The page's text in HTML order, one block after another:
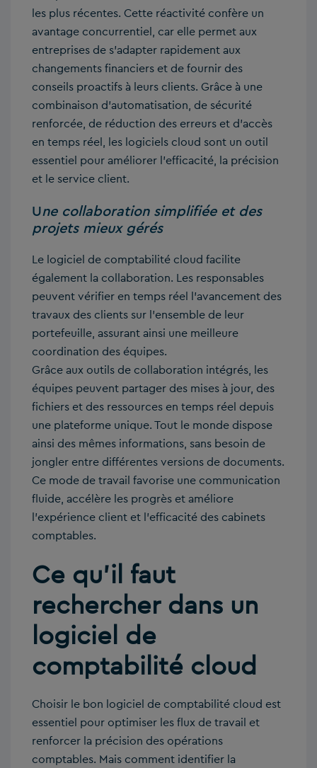
les plus récentes. Cette réactivité confère un
avantage concurrentiel, car elle permet aux
entreprises de s’adapter rapidement aux
changements financiers et de fournir des
conseils proactifs à leurs clients. Grâce à une
combinaison d’automatisation, de sécurité
renforcée, de réduction des erreurs et d’accès
en temps réel, les logiciels cloud sont un outil
essentiel pour améliorer l’efficacité, la précision
et le service client.
Une collaboration simplifiée et des
projets mieux gérés
Le logiciel de comptabilité cloud facilite
également la collaboration. Les responsables
peuvent vérifier en temps réel l’avancement des
travaux des clients sur l’ensemble de leur
portefeuille, assurant ainsi une meilleure
coordination des équipes.
Grâce aux outils de collaboration intégrés, les
équipes peuvent partager des mises à jour, des
fichiers et des ressources en temps réel depuis
une plateforme unique. Tout le monde dispose
ainsi des mêmes informations, sans besoin de
jongler entre différentes versions de documents.
Ce mode de travail favorise une communication
fluide, accélère les progrès et améliore
l’expérience client et l’efficacité des cabinets
comptables.
Ce qu’il faut
rechercher dans un
logiciel de
comptabilité cloud
Choisir le bon logiciel de comptabilité cloud est
essentiel pour optimiser les flux de travail et
renforcer la précision des opérations
comptables. Mais comment identifier la